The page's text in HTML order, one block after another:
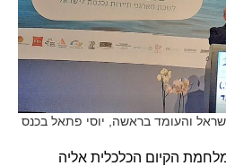
והעומד בראשה, יוסי פתאל בכנס
הקיום הכלכלית אליה